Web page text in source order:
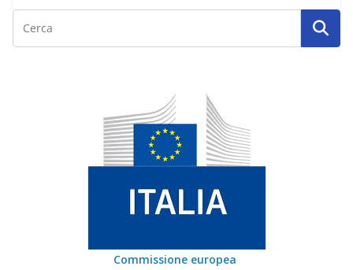
Commissione europea